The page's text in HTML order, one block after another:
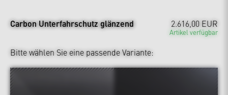
Carbon Unterfahrschutz glänzend 2.616,00 EUR
Artikel verfügbar
Bitte wählen Sie eine passende Variante: